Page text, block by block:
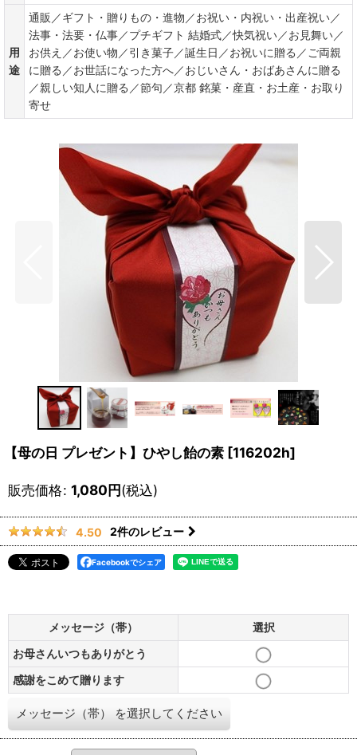
用
途
通販／ギフト・贈りもの・進物／お祝い・内祝い・出産祝い／
法事・法要・仏事／プチギフト 結婚式／快気祝い／お見舞い／
お供え／お使い物／引き菓子／誕生日／お祝いに贈る／ご両親
に贈る／お世話になった方へ／おじいさん・おばあさんに贈る
／親しい知人に贈る／節句／京都 銘菓・産直・お土産・お取り
寄せ
【母の日 プレゼント】ひやし飴の素 [116202h]
販売価格: 1,080円(税込)
4.50 2件のレビュー
Facebookでシェア
メッセージ（帯）
選択
お母さんいつもありがとう
感謝をこめて贈ります
メッセージ（帯） を選択してください